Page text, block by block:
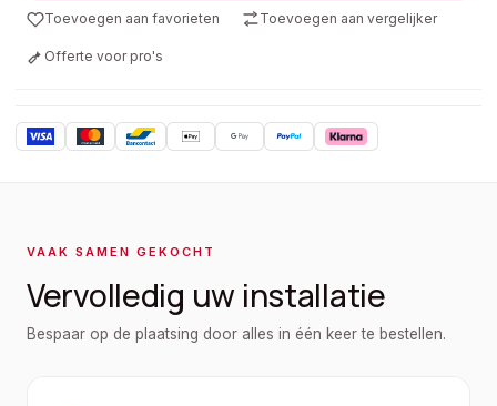
Toevoegen aan favorieten Toevoegen aan vergelijker
Offerte voor pro's
VAAK SAMEN GEKOCHT
Vervolledig uw installatie
Bespaar op de plaatsing door alles in één keer te bestellen.